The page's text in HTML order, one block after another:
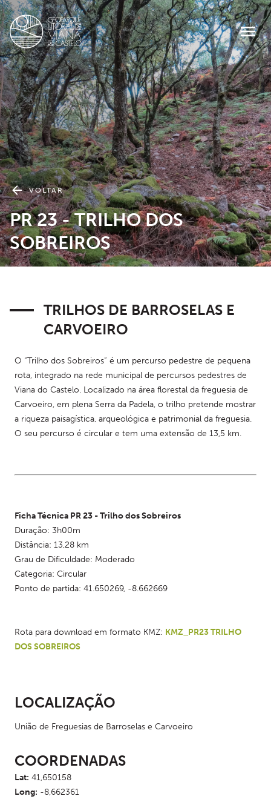
VOLTAR
PR 23 - TRILHO DOS
SOBREIROS
TRILHOS DE BARROSELAS E
CARVOEIRO
O “Trilho dos Sobreiros” é um percurso pedestre de pequena
rota, integrado na rede municipal de percursos pedestres de
Viana do Castelo. Localizado na área florestal da freguesia de
Carvoeiro, em plena Serra da Padela, o trilho pretende mostrar
a riqueza paisagística, arqueológica e patrimonial da freguesia.
O seu percurso é circular e tem uma extensão de 13,5 km.
Ficha Técnica PR 23 - Trilho dos Sobreiros
Duração: 3h00m
Distância: 13,28 km
Grau de Dificuldade: Moderado
Categoria: Circular
Ponto de partida: 41.650269, -8.662669
Rota para download em formato KMZ: KMZ_PR23 TRILHO
DOS SOBREIROS
LOCALIZAÇÃO
União de Freguesias de Barroselas e Carvoeiro
COORDENADAS
Lat: 41,650158
Long: -8,662361